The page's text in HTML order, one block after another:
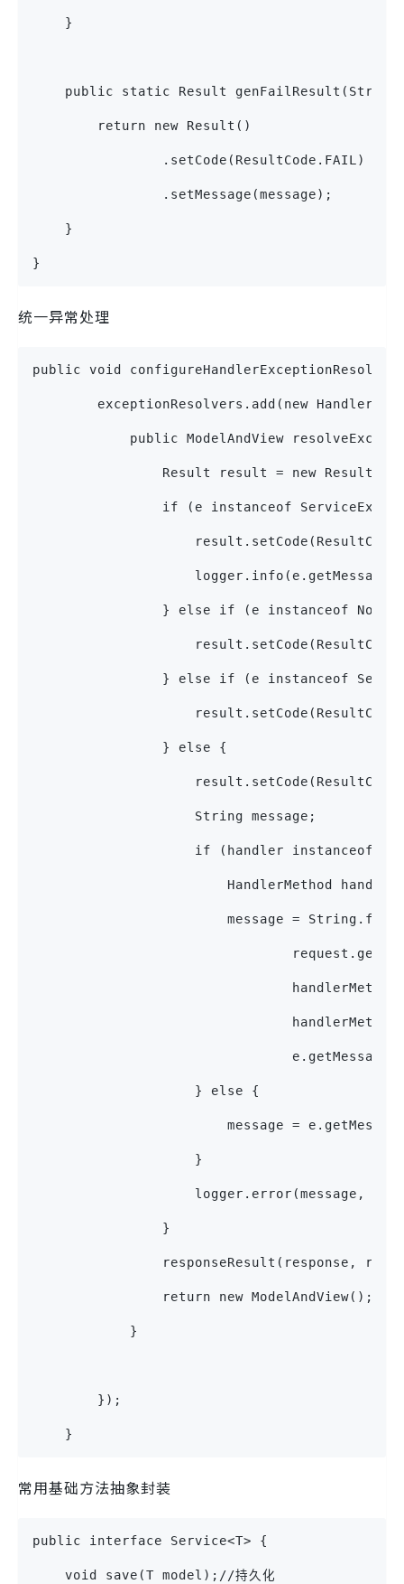
    }
public static Result genFailResult(String
        return new Result()
                .setCode(ResultCode.FAIL)
                .setMessage(message);
    }
}
统一异常处理
public void
exceptionResolvers.add(new
public ModelAndView
                Result result = new Result();
if (e instanceof
} else if (e instanceof
} else if (e instanceof
                } else {
                    String message;
if (handler instanceof
HandlerMethod
message =
                    } else {
message =
                    }
                    logger.error(message, e);
                }
responseResult(response,
                return new ModelAndView();
            }
        });
    }
常用基础方法抽象封装
public interface Service<T> {
    void save(T model);//持久化